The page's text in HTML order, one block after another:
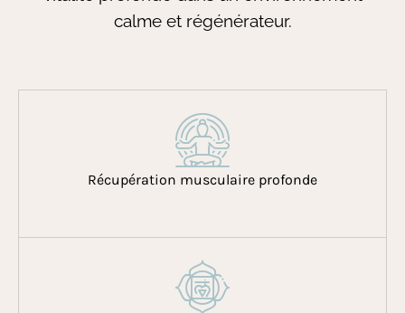
calme et régénérateur.
Récupération musculaire profonde